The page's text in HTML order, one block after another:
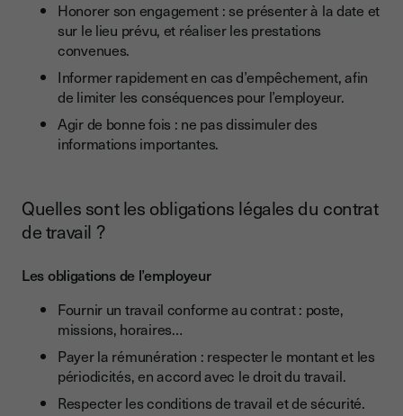
Honorer son engagement : se présenter à la date et
sur le lieu prévu, et réaliser les prestations
convenues.
Informer rapidement en cas d’empêchement, afin
de limiter les conséquences pour l’employeur.
Agir de bonne fois : ne pas dissimuler des
informations importantes.
Quelles sont les obligations légales du contrat
de travail ?
Les obligations de l’employeur
Fournir un travail conforme au contrat : poste,
missions, horaires…
Payer la rémunération : respecter le montant et les
périodicités, en accord avec le droit du travail.
Respecter les conditions de travail et de sécurité.